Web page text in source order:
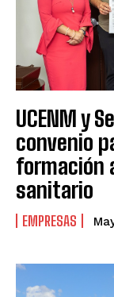
UCENM y
convenio
formación
sanitario
EMPRESAS